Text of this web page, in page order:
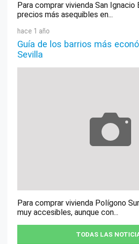
Para comprar vivienda San
precios más asequibles en...
hace 1 año
Guía de los barrios más
Sevilla
Para comprar vivienda Polígono
muy accesibles, aunque con...
TODAS LAS